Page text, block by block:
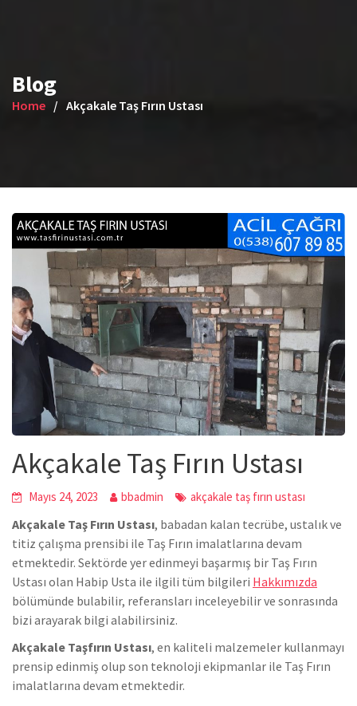
Blog
Home Akçakale Taş Fırın Ustası
Akçakale Taş Fırın Ustası
Mayıs 24, 2023 bbadmin akçakale taş fırın ustası
Akçakale Taş Fırın Ustası, babadan kalan tecrübe, ustalık ve
titiz çalışma prensibi ile Taş Fırın imalatlarına devam
etmektedir. Sektörde yer edinmeyi başarmış bir Taş Fırın
Ustası olan Habip Usta ile ilgili tüm bilgileri Hakkımızda
bölümünde bulabilir, referansları inceleyebilir ve sonrasında
bizi arayarak bilgi alabilirsiniz.
Akçakale Taşfırın Ustası, en kaliteli malzemeler kullanmayı
prensip edinmiş olup son teknoloji ekipmanlar ile Taş Fırın
imalatlarına devam etmektedir.